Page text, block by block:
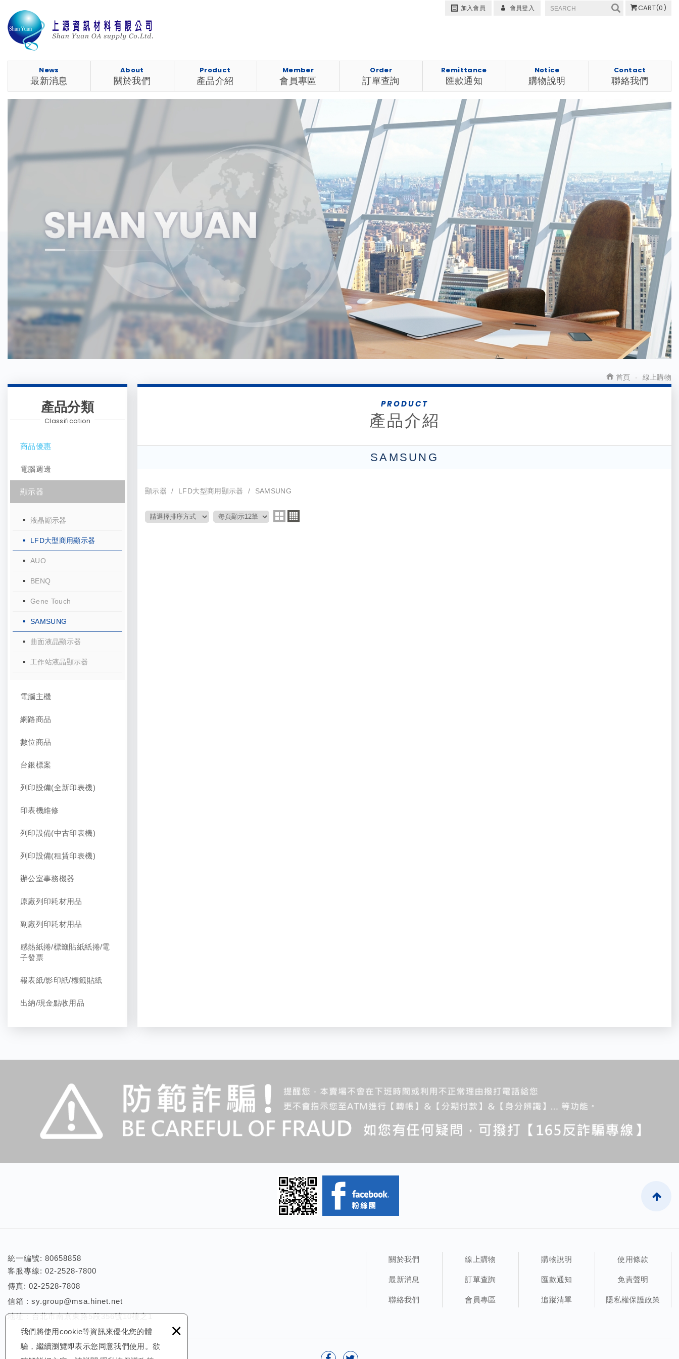
我們將使用cookie等資訊來優化您的體
驗，繼續瀏覽即表示您同意我們使用。欲
×
加入會員 會員登入 CART(0)
News
最新消息
About
關於我們
Product
產品介紹
Member
會員專區
Order
訂單查詢
Remittance
匯款通知
Notice
購物說明
Contact
聯絡我們
產品分類
Classification
商品優惠
電腦週邊
顯示器
液晶顯示器
LFD大型商用顯示器
AUO
BENQ
Gene Touch
SAMSUNG
曲面液晶顯示器
工作站液晶顯示器
電腦主機
網路商品
數位商品
台銀標案
列印設備(全新印表機)
印表機維修
列印設備(中古印表機)
列印設備(租賃印表機)
辦公室事務機器
原廠列印耗材用品
副廠列印耗材用品
感熱紙捲/標籤貼紙紙捲/電
子發票
報表紙/影印紙/標籤貼紙
出納/現金點收用品
首頁 線上購物
PRODUCT
產品介紹
SAMSUNG
顯示器 LFD大型商用顯示器 SAMSUNG
統一編號: 80658858
客服專線: 02-2528-7800
傳真: 02-2528-7808
信箱 : sy.group@msa.hinet.net
地址：台北市南京東路5段356號10樓之1
關於我們
最新消息
聯絡我們
線上購物
訂單查詢
會員專區
購物說明
匯款通知
追蹤清單
使用條款
免責聲明
隱私權保護政策